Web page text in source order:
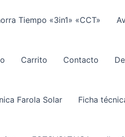
Tiempo «3in1» «CCT»
Carrito Contacto
Farola Solar Ficha